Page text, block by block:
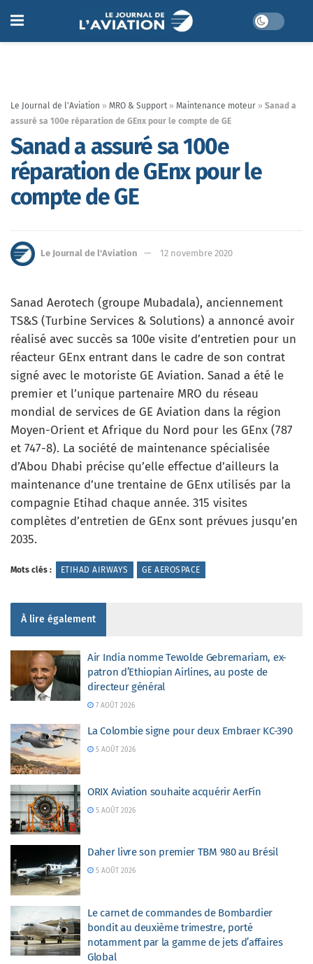
Le Journal de l'Aviation » MRO & Support » Maintenance moteur » Sanad a
assuré sa 100e réparation de GEnx pour le compte de GE
Sanad a assuré sa 100e
réparation de GEnx pour le
compte de GE
Le Journal de l'Aviation 12 novembre 2020
Sanad Aerotech (groupe Mubadala), anciennement
TS&S (Turbine Services & Solutions) a annoncé avoir
réalisé avec succès sa 100e visite d’entretien pour un
réacteur GEnx entrant dans le cadre de son contrat
signé avec le motoriste GE Aviation. Sanad a été le
premier et l’unique partenaire MRO du réseau
mondial de services de GE Aviation dans la région
Moyen-Orient et Afrique du Nord pour les GEnx (787
et 747-8). La société de maintenance spécialisée
d’Abou Dhabi précise qu’elle effectue d’ailleurs la
maintenance d’une trentaine de GEnx utilisés par la
compagnie Etihad chaque année. 315 visites
complètes d’entretien de GEnx sont prévues jusqu’en
2035.
Mots clés : ETIHAD AIRWAYS GE AEROSPACE
À lire également
Air India nomme Tewolde Gebremariam, ex-
patron d’Ethiopian Airlines, au poste de
directeur général
7 AOÛT 2026
La Colombie signe pour deux Embraer KC-390
5 AOÛT 2026
ORIX Aviation souhaite acquérir AerFin
5 AOÛT 2026
Daher livre son premier TBM 980 au Brésil
5 AOÛT 2026
Le carnet de commandes de Bombardier
bondit au deuxième trimestre, porté
notamment par la gamme de jets d’affaires
Global